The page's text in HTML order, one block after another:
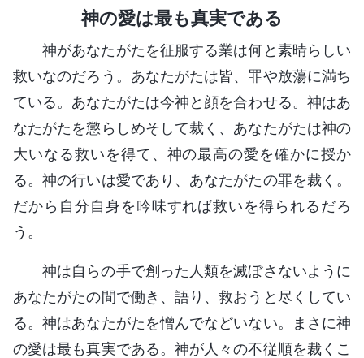
神の愛は最も真実である
神があなたがたを征服する業は何と素晴らしい
救いなのだろう。あなたがたは皆、罪や放蕩に満ち
ている。あなたがたは今神と顔を合わせる。神はあ
なたがたを懲らしめそして裁く、あなたがたは神の
大いなる救いを得て、神の最高の愛を確かに授か
る。神の行いは愛であり、あなたがたの罪を裁く。
だから自分自身を吟味すれば救いを得られるだろ
う。
神は自らの手で創った人類を滅ぼさないように
あなたがたの間で働き、語り、救おうと尽くしてい
る。神はあなたがたを憎んでなどいない。まさに神
の愛は最も真実である。神が人々の不従順を裁くこ